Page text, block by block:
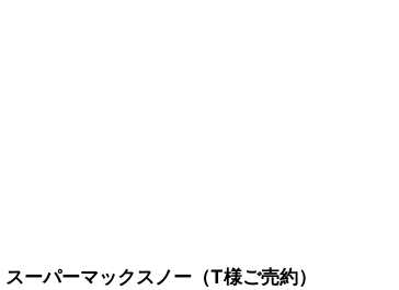
スーパーマックスノー（T様ご売約）